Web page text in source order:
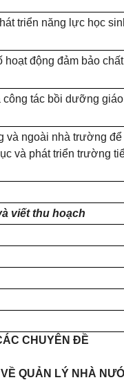
triển năng lực học
hoạt động đảm bảo chất
công tác bồi dưỡng giáo
và ngoài nhà trường để
và phát triển trường
viết thu hoạch
CHUYÊN ĐỀ
QUẢN LÝ NHÀ